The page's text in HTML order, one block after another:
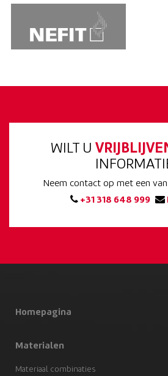
WILT U
Neem contact op met een
+31 318 648 999
Homepagina
Materialen
Materiaal combinaties